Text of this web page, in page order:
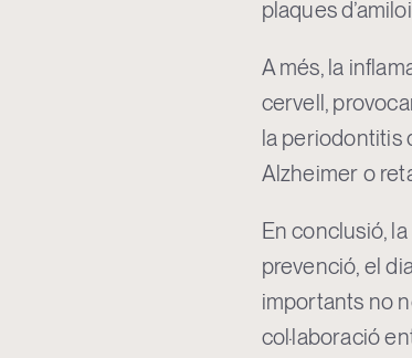
plaques
A més, la
cervell,
la periodontitis
Alzheimer o
En conclusió,
prevenció, el
importants no
col·laboració